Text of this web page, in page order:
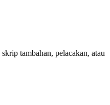
tambahan, pelacakan, atau